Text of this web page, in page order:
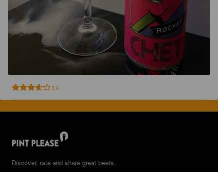
3.6
Discover, rate and share great beers.